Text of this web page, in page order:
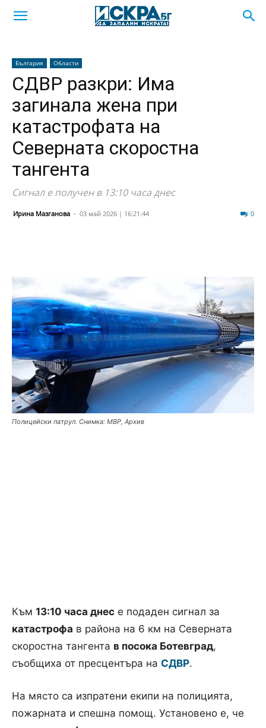
България Области
СДВР разкри: Има
загинала жена при
катастрофата на
Северната скоростна
тангента
Сигнал е получен в 13:10 часа днес
Ирина Мазганова - 03 май 2026 | 16:21:44 0
Полицейски патрул. Снимка: МВР, Архив
Към 13:10 часа днес е подаден сигнал за
катастрофа в района на 6 км на Северната
скоростна тангента в посока Ботевград,
съобщиха от пресцентъра на СДВР.
На място са изпратени екипи на полицията,
пожарната и спешна помощ. Установено е, че